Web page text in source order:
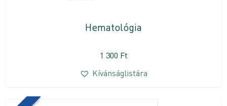
Hematológia
1 300 Ft
Kívánságlistára